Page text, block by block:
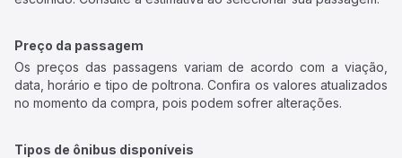
Preço da passagem
Os preços das passagens variam de acordo com a viação,
data, horário e tipo de poltrona. Confira os valores atualizados
no momento da compra, pois podem sofrer alterações.
Tipos de ônibus disponíveis